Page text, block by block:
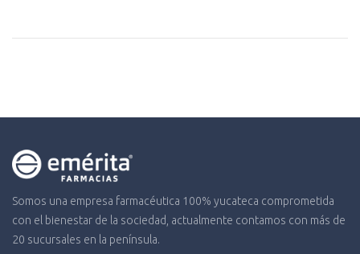
Somos una empresa farmacéutica 100% yucateca comprometida
con el bienestar de la sociedad, actualmente contamos con más de
20 sucursales en la península.